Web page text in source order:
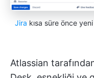
Jira kısa süre önce
Atlassian